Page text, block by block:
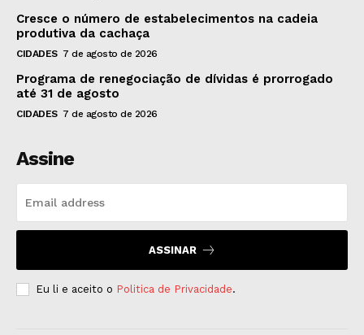
Cresce o número de estabelecimentos na cadeia
produtiva da cachaça
CIDADES 7 de agosto de 2026
Programa de renegociação de dívidas é prorrogado
até 31 de agosto
CIDADES 7 de agosto de 2026
Assine
ASSINAR
Eu li e aceito o Politica de Privacidade.